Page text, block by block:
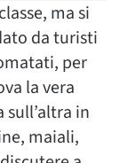
ma si
da turisti
per
la vera
in
maiali,